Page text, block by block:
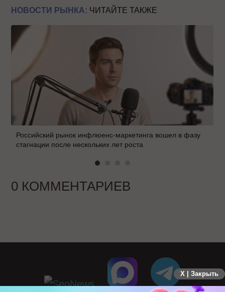
НОВОСТИ РЫНКА: ЧИТАЙТЕ ТАКЖЕ
Российский рынок инфлюенс-маркетинга вошел в фазу
стагнации после нескольких лет роста
0 КОММЕНТАРИЕВ
X | Закрыть